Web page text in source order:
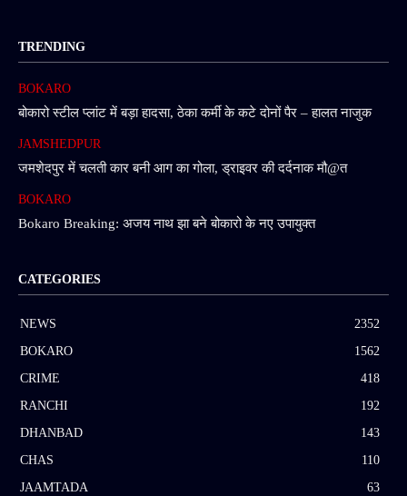
TRENDING
BOKARO
बोकारो स्टील प्लांट में बड़ा हादसा, ठेका कर्मी के कटे दोनों पैर – हालत नाजुक
JAMSHEDPUR
जमशेदपुर में चलती कार बनी आग का गोला, ड्राइवर की दर्दनाक मौ@त
BOKARO
Bokaro Breaking: अजय नाथ झा बने बोकारो के नए उपायुक्त
CATEGORIES
NEWS
2352
BOKARO
1562
CRIME
418
RANCHI
192
DHANBAD
143
CHAS
110
JAAMTADA
63